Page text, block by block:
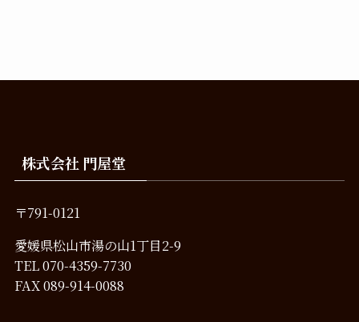
株式会社 門屋堂
〒791-0121
愛媛県松山市湯の山1丁目2-9
TEL070-4359-7730
FAX 089-914-0088